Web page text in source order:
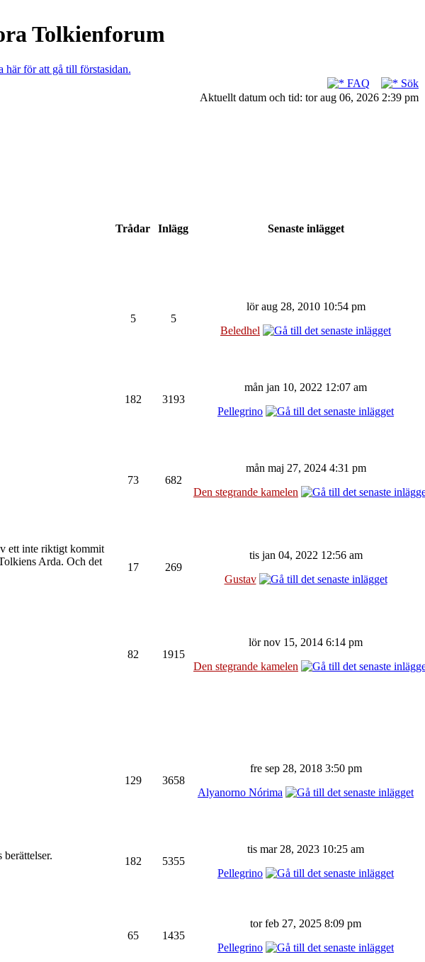
Tolkienforum
här för att gå till förstasidan.
FAQ
Sök
Aktuellt datum och tid: tor aug 06, 2026 2:39 pm
Trådar Inlägg Senaste inlägget
5 5
lör aug 28, 2010 10:54 pm
Beledhel
182 3193
mån jan 10, 2022 12:07 am
Pellegrino
73 682
mån maj 27, 2024 4:31 pm
Den stegrande kamelen
ett inte riktigt kommit
Arda. Och det
17 269
tis jan 04, 2022 12:56 am
Gustav
82 1915
lör nov 15, 2014 6:14 pm
Den stegrande kamelen
129 3658
fre sep 28, 2018 3:50 pm
Alyanorno Nórima
182 5355
tis mar 28, 2023 10:25 am
Pellegrino
65 1435
tor feb 27, 2025 8:09 pm
Pellegrino